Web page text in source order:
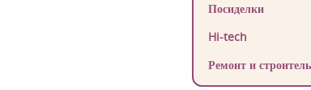
Посиделки
Hi-tech
Ремонт и